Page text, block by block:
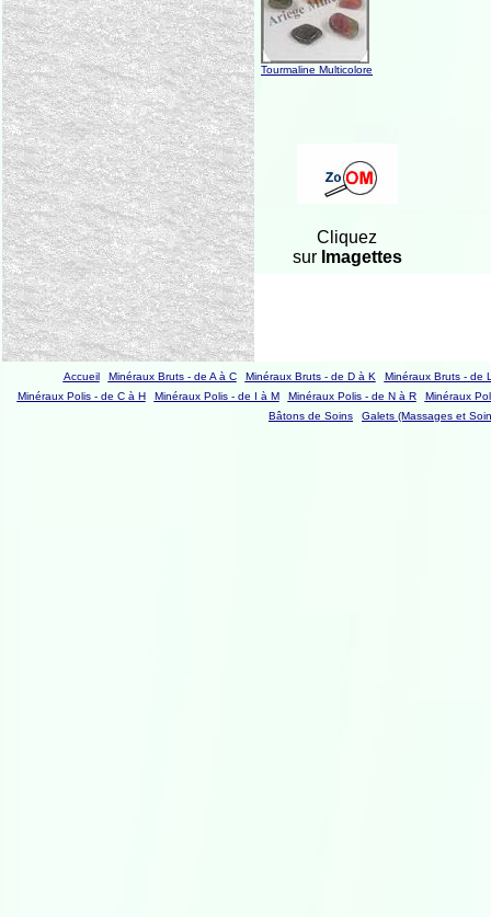
Tourmaline Multicolore
Cliquez
surImagettes
Accueil Minéraux Bruts - de A à C Minéraux Bruts - de D à K
Minéraux Bruts - de
Minéraux Polis - de C à H
Minéraux Polis - de I à M Minéraux Polis - de N à R
Minéraux
Bâtons de Soins
Galets (Massages et